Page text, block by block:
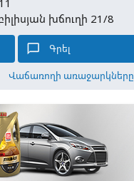
խճուղի 21/8
chat_bubble_outline Գրել
Վաճառողի առաջարկները